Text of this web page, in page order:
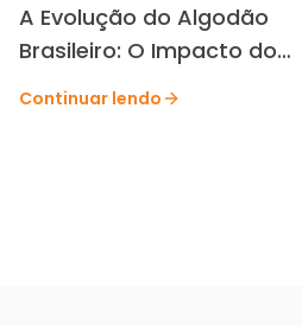
A Evolução do Algodão
Brasileiro: O Impacto do
Melhoramento Genético da
Continuar lendo